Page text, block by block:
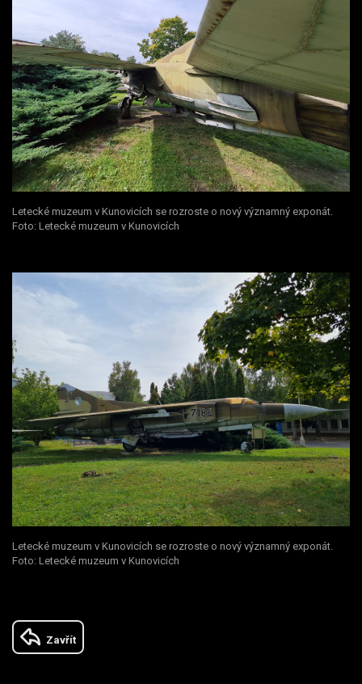
Letecké muzeum v Kunovicích se rozroste o nový významný exponát.
Foto: Letecké muzeum v Kunovicích
Letecké muzeum v Kunovicích se rozroste o nový významný exponát.
Foto: Letecké muzeum v Kunovicích
Zavřít